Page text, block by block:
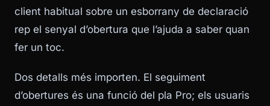
client habitual sobre un esborrany de declaració
rep el senyal d’obertura que l’ajuda a saber quan
fer un toc.
Dos detalls més importen. El seguiment
d’obertures és una funció del pla Pro; els usuaris